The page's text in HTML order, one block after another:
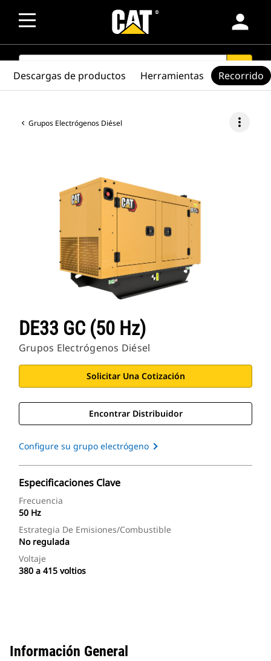
person
SEARCH search
Grupos Electrógenos Diésel more_vert
DE33 GC (50 Hz)
Grupos Electrógenos Diésel
Solicitar Una Cotización
Encontrar Distribuidor
Configure su grupo electrógeno
Especificaciones Clave
Frecuencia
50 Hz
Estrategia De Emisiones/combustible
No regulada
Voltaje
380 a 415 voltios
Descargas de productos Herramientas Recorrido
Información General